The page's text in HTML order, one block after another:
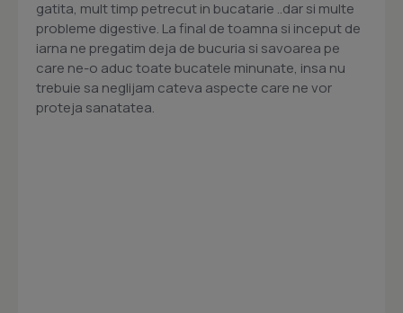
gatita, mult timp petrecut in bucatarie ..dar si multe
probleme digestive. La final de toamna si inceput de
iarna ne pregatim deja de bucuria si savoarea pe
care ne-o aduc toate bucatele minunate, insa nu
trebuie sa neglijam cateva aspecte care ne vor
proteja sanatatea.